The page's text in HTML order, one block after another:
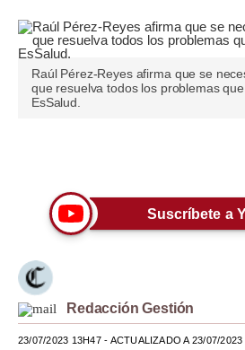
Opinión
Editorial
Tendencias
Lujo
Viajes
Moda
Raúl Pérez-Reyes afirma que se
que resuelva todos los problemas
EsSalud.
Suscríbete a
Redacción Gestión
23/07/2023 13H47- ACTUALIZADO A 23/07/2023